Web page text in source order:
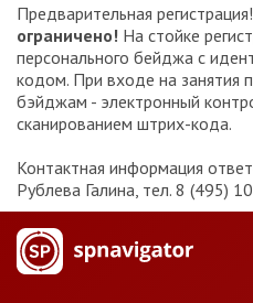
Предварительная регистрация!
ограничено! На стойке
персонального бейджа с
кодом. При входе на занятия
бэйджам - электронный
сканированием штрих-кода.
Контактная информация
Рублева Галина, тел. 8 (495)